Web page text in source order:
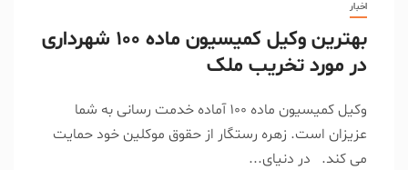
اخبار
بهترین وکیل کمیسیون ماده ۱۰۰ شهرداری
در مورد تخریب ملک
وکیل کمیسیون ماده 100 آماده خدمت رسانی به شما
عزیزان است. زهره رستگار از حقوق موکلین خود حمایت
می کند. در دنیای...